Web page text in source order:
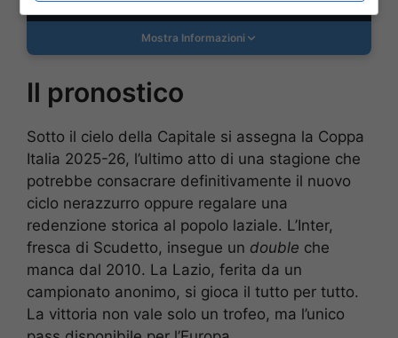
Mostra Informazioni
Il pronostico
Sotto il cielo della Capitale si assegna la Coppa
Italia 2025-26, l’ultimo atto di una stagione che
potrebbe consacrare definitivamente il nuovo
ciclo nerazzurro oppure regalare una
redenzione storica al popolo laziale. L’Inter,
fresca di Scudetto, insegue un double che
manca dal 2010. La Lazio, ferita da un
campionato anonimo, si gioca il tutto per tutto.
La vittoria non vale solo un trofeo, ma l’unico